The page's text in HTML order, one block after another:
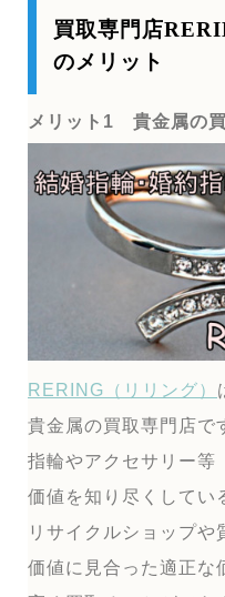
買取専門店
のメリット
メリット1 貴金属の
RERING（リリング）
貴金属の買取専門店で
指輪やアクセサリー等
価値を知り尽くしてい
リサイクルショップや
価値に見合った適正な